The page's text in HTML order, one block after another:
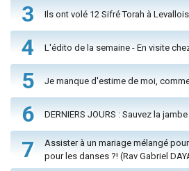
3 Ils ont volé 12 Sifré Torah à
4 L'édito de la semaine - En visite
5 Je manque d'estime de moi,
6 DERNIERS JOURS : Sauvez la
7
Assister à un mariage mélangé
pour les danses ?! (Rav Gabriel